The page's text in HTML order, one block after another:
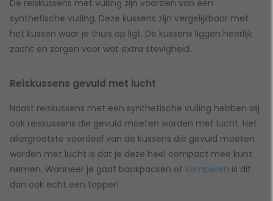
De reiskussens met vulling zijn voorzien van een
synthetische vulling. Deze kussens zijn vergelijkbaar met
het kussen waar je thuis op ligt. De kussens liggen heerlijk
zacht en zorgen voor wat extra stevigheid.
Reiskussens gevuld met lucht
Naast reiskussens met een synthetische vulling hebben wij
ook reiskussens die gevuld moeten worden met lucht. Het
allergrootste voordeel van de kussens die gevuld moeten
worden met lucht is dat je deze heel compact mee kunt
nemen. Wanneer je gaat backpacken of kamperen is dit
dan ook echt een topper!